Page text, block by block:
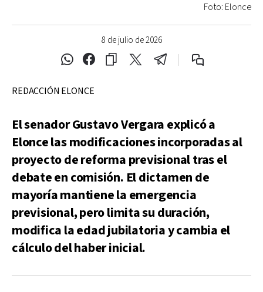
8 de julio de 2026
Foto: Elonce
REDACCIÓN ELONCE
El senador Gustavo Vergara explicó a
Elonce las modificaciones incorporadas al
proyecto de reforma previsional tras el
debate en comisión. El dictamen de
mayoría mantiene la emergencia
previsional, pero limita su duración,
modifica la edad jubilatoria y cambia el
cálculo del haber inicial.